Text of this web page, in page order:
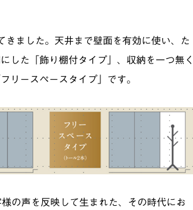
ました。天井まで壁面を有効に使い、た
した「飾り棚付タイプ」、収納を一つ無く
リースペースタイプ」です。
の声を反映して生まれた、その時代にお